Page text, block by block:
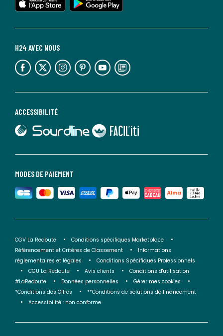
MODES DE PAIEMENT
ACCESSIBILITÉ
lien vers Sourdline
lien vers Faciliti
H24 AVEC NOUS
lien vers l'espace réseaux sociaux lien vers l'espace réseaux sociaux lien vers l'espace réseaux sociaux lien vers l'espace réseaux sociaux lien vers l'espace réseaux sociaux lien vers le blog la redoute
CGV La Redoute
Conditions spécifiques Marketplace
Référencement et Critères de Classement
Informations
réglementaires et légales
Conditions Spécifiques Professionnels
CGU La Redoute
Avis clients
Conditions d'utilisation
#LaRedoute
Données personnelles
Gérer mes cookies
*Conditions des Offres
**Conditions de solutions de financement
Accessibilité : non conforme